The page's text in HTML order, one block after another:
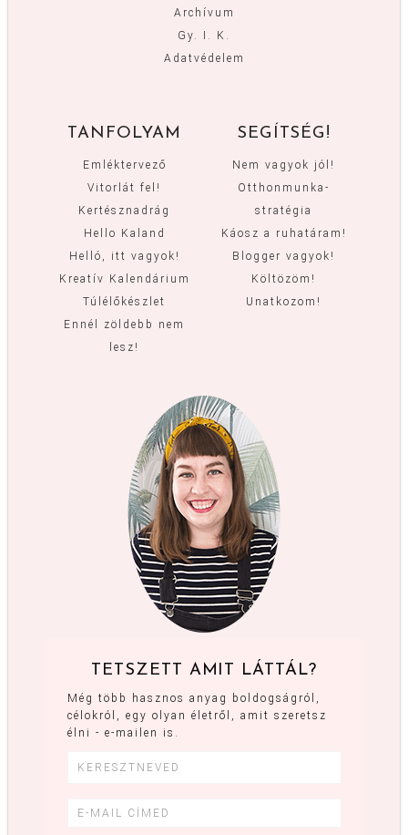
Archívum
Gy. I. K.
Adatvédelem
TANFOLYAM
Emléktervező
Vitorlát fel!
Kertésznadrág
Hello Kaland
Helló, itt vagyok!
Kreatív Kalendárium
Túlélőkészlet
Ennél zöldebb nem
lesz!
SEGÍTSÉG!
Nem vagyok jól!
Otthonmunka-
stratégia
Káosz a ruhatáram!
Blogger vagyok!
Költözöm!
Unatkozom!
TETSZETT AMIT LÁTTÁL?
Még több hasznos anyag boldogságról,
célokról, egy olyan életről, amit szeretsz
élni - e-mailen is.